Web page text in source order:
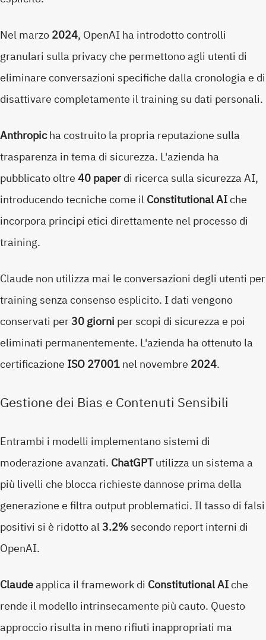
Nel marzo2024, OpenAI ha introdotto controlli
granulari sulla privacy che permettono agli utenti di
eliminare conversazioni specifiche dalla cronologia e di
disattivare completamente il training su dati personali.
Anthropicha costruito la propria reputazione sulla
trasparenza in tema di sicurezza. L'azienda ha
pubblicato oltre40 paperdi ricerca sulla sicurezza AI,
introducendo tecniche come ilConstitutional AIche
incorpora principi etici direttamente nel processo di
training.
Claude non utilizza mai le conversazioni degli utenti per
training senza consenso esplicito. I dati vengono
conservati per30 giorni per scopi di sicurezza e poi
eliminati permanentemente. L'azienda ha ottenuto la
certificazione ISO 27001nel novembre 2024.
Gestione dei Bias e Contenuti Sensibili
Entrambi i modelli implementano sistemi di
moderazione avanzati. ChatGPTutilizza un sistema a
più livelli che blocca richieste dannose prima della
generazione e filtra output problematici. Il tasso di falsi
positivi si è ridotto al3.2%secondo report interni di
OpenAI.
Claudeapplica il framework di Constitutional AIche
rende il modello intrinsecamente più cauto. Questo
approccio risulta in meno rifiuti inappropriati ma